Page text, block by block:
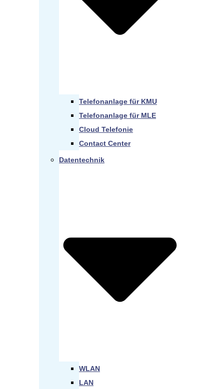
Telefonanlage für KMU
Telefonanlage für MLE
Cloud Telefonie
Contact Center
Datentechnik
WLAN
LAN